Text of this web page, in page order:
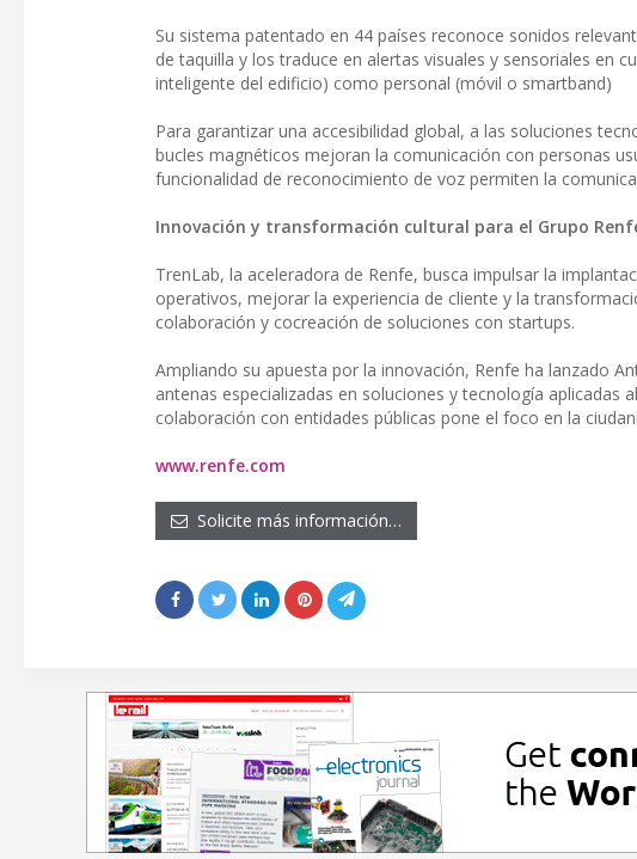
Su sistema patentado en 44 países reconoce sonidos
de taquilla y los traduce en alertas visuales y sensoriales en
inteligente del edificio) como personal (móvil o smartband)
Para garantizar una accesibilidad global, a las soluciones
bucles magnéticos mejoran la comunicación con personas
funcionalidad de reconocimiento de voz permiten la
Innovación y transformación cultural para el Grupo
TrenLab, la aceleradora de Renfe, busca impulsar la
operativos, mejorar la experiencia de cliente y la
colaboración y cocreación de soluciones con startups.
Ampliando su apuesta por la innovación, Renfe ha lanzado
antenas especializadas en soluciones y tecnología
colaboración con entidades públicas pone el foco en la
www.renfe.com
Solicite más información…